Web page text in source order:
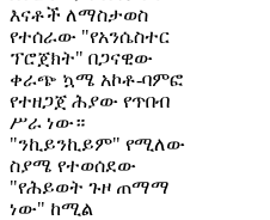
እናቶች ለማስታወስ
የተሰራው "የአንሴስተር
ፕሮጀክት" በጋናዊው
ቀራጭ ኳሜ አኮቶ-ባምፎ
የተዘጋጀ ሕያው የጥበብ
ሥራ ነው።
"ንኪይንኪይም" የሚለው
ስያሜ የተወሰደው
"የሕይወት ጉዞ ጠማማ
ነው" ከሚል